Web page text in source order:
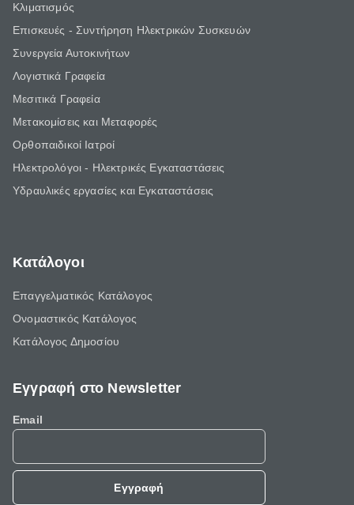
Κλιματισμός
Επισκευές - Συντήρηση Ηλεκτρικών Συσκευών
Συνεργεία Αυτοκινήτων
Λογιστικά Γραφεία
Μεσιτικά Γραφεία
Μετακομίσεις και Μεταφορές
Ορθοπαιδικοί Ιατροί
Ηλεκτρολόγοι - Ηλεκτρικές Εγκαταστάσεις
Υδραυλικές εργασίες και Εγκαταστάσεις
Κατάλογοι
Επαγγελματικός Κατάλογος
Ονομαστικός Κατάλογος
Κατάλογος Δημοσίου
Εγγραφή στο Newsletter
Email
Εγγραφή